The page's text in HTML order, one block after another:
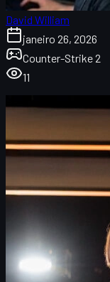
David William
janeiro 26, 2026
Counter-Strike 2
11
Playoffs:
A grande
Impacto
Skins de
Dicas
segurança
O que
PARIVISION na